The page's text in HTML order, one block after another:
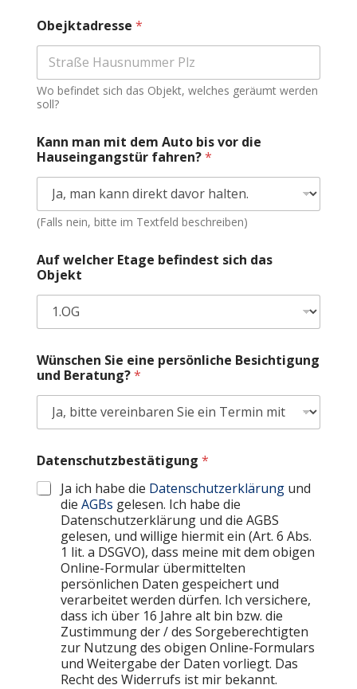
Obejktadresse *
Wo befindet sich das Objekt, welches geräumt werden
soll?
Kann man mit dem Auto bis vor die
Hauseingangstür fahren?*
(Falls nein, bitte im Textfeld beschreiben)
Auf welcher Etage befindest sich das
Objekt
Wünschen Sie eine persönliche Besichtigung
und Beratung?*
i
c
h
Datenschutzbestätigung *
Ja ich habe die Datenschutzerklärungund
die AGBs gelesen. Ich habe die
Datenschutzerklärung und die AGBS
gelesen, und willige hiermit ein (Art. 6 Abs.
1 lit. a DSGVO), dass meine mit dem obigen
Online-Formular übermittelten
persönlichen Daten gespeichert und
verarbeitet werden dürfen. Ich versichere,
dass ich über 16 Jahre alt bin bzw. die
Zustimmung der / des Sorgeberechtigten
zur Nutzung des obigen Online-Formulars
und Weitergabe der Daten vorliegt. Das
Recht des Widerrufs ist mir bekannt.